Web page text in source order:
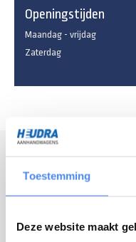
Toestemming
Deze website maakt
Openingstijden
Maandag - vrijdag
Zaterdag
De boottrailer met een
van de Vlemmix boottrailers.